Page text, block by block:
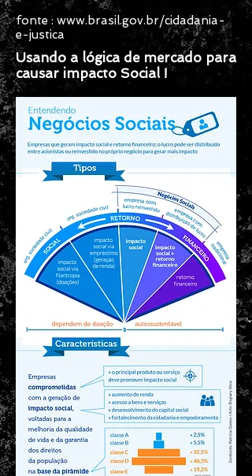
fonte : www.brasil.gov.br/cidadania-
e-justica
Usando a lógica de mercado para
causar impacto Social !